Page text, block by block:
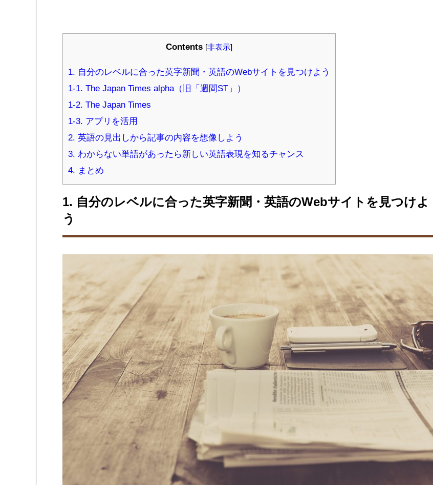
Contents [非表示]
1. 自分のレベルに合った英字新聞・英語のWebサイトを見つけよう
1-1. The Japan Times alpha（旧「週間ST」）
1-2. The Japan Times
1-3. アプリを活用
2. 英語の見出しから記事の内容を想像しよう
3. わからない単語があったら新しい英語表現を知るチャンス
4. まとめ
1. 自分のレベルに合った英字新聞・英語のWebサイトを見つけよ
う